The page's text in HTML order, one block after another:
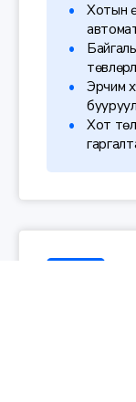
Хотын
Эрчим
Хот